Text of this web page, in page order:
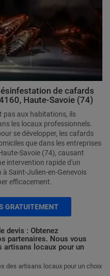
de cafards
Haute-Savoie (74)
pas aux habitations, ils
les locaux professionnels.
se développer, les cafards
que dans les entreprises
Savoie (74), causant
intervention rapide d'un
Saint-Julien-en-Genevois
efficacement.
GRATUITEMENT
devis : Obtenez
partenaires. Nous vous
artisans locaux pour un
des artisans locaux pour un choix